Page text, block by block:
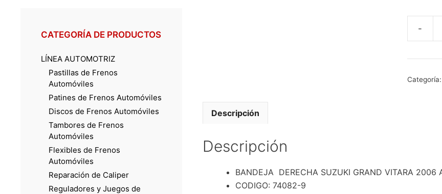
SUZUKI
VITARA
2021
Categoría:
Descripción
Descripción
BANDEJA DERECHA SUZUKI GRAND VITARA
CODIGO: 74082-9
CATEGORÍA DE PRODUCTOS
LÍNEA AUTOMOTRIZ
Pastillas de Frenos
Automóviles
Patines de Frenos Automóviles
Discos de Frenos Automóviles
Tambores de Frenos
Automóviles
Flexibles de Frenos
Automóviles
Reparación de Caliper
Reguladores y Juegos de